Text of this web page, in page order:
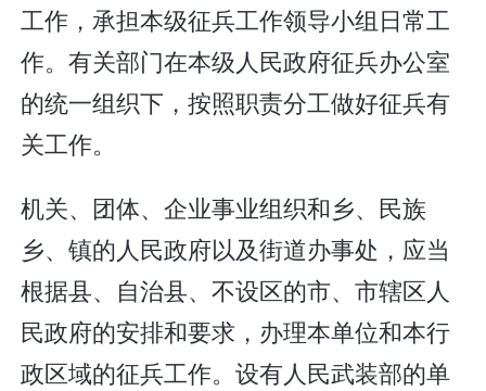
工作，承担本级征兵工作领导小组日常工
作。有关部门在本级人民政府征兵办公室
的统一组织下，按照职责分工做好征兵有
关工作。
机关、团体、企业事业组织和乡、民族
乡、镇的人民政府以及街道办事处，应当
根据县、自治县、不设区的市、市辖区人
民政府的安排和要求，办理本单位和本行
政区域的征兵工作。设有人民武装部的单